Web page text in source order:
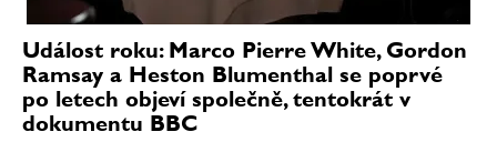
Událost roku: Marco Pierre White, Gordon
Ramsay a Heston Blumenthal se poprvé
po letech objeví společně, tentokrát v
dokumentu BBC